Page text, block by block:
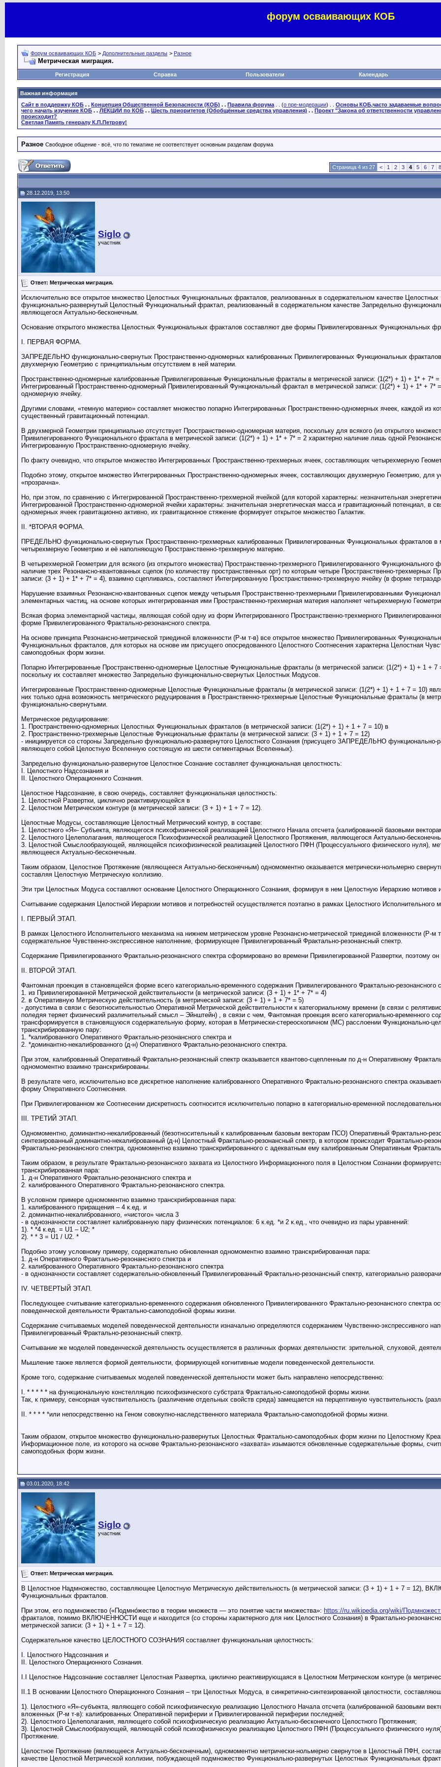
форум осваивающих КОБ
Форум осваивающих КОБ > Дополнительные разделы > Разное
Метрическая миграция.
Регистрация Справка Пользователи Календарь
Важная информация
Сайт в поддержку КОБ . . Концепция Общественной Безопасности (КОБ) . . Правила форума . . (о пре-модерации) . . Основы КОБ,часто задаваемые
чего начать изучение КОБ . . ЛЕКЦИИ по КОБ . . Шесть приоритетов (Обобщённые средства управления) . . Проект "Закона об ответственности
происходит?
Светлая Память генералу К.П.Петрову!
Разное Свободное общение - всё, что по тематике не соответствует основным разделам форума
Страница 4 из 27 < 1 2 3 4 5 6 7 8
28.12.2019, 13:50
Siglo
участник
Ответ: Метрическая миграция.
Исключительно все открытое множество Целостных Функциональных фракталов, реализованных в содержательном качестве
функционально-развернутый Целостный Функциональный фрактал, реализованный в содержательном качестве Запредельно
являющегося Актуально-бесконечным.
Основание открытого множества Целостных Функциональных фракталов составляют две формы Привилегированных Функциональных
I. ПЕРВАЯ ФОРМА.
ЗАПРЕДЕЛЬНО функционально-свернутых Пространственно-одномерных калиброванных Привилегированных Функциональных
двухмерную Геометрию с принципиальным отсутствием в ней материи.
Пространственно-одномерные калиброванные Привилегированные Функциональные фракталы в метрической записи: (1(2*) + 1) + 1* + 7*
Интегрированный Пространственно-одномерный Привилегированный Функциональный фрактал в метрической записи: (1(2*) + 1) + 1* +
одномерную ячейку.
Другими словами, «темную материю» составляет множество попарно Интегрированных Пространственно-одномерных ячеек, каждой из
существенный гравитационный потенциал.
В двухмерной Геометрии принципиально отсутствует Пространственно-одномерная материя, поскольку для всякого (из открытого
Привилегированного Функционального фрактала в метрической записи: (1(2*) + 1) + 1* + 7* = 2 характерно наличие лишь одной
Интегрированную Пространственно-одномерную ячейку.
По факту очевидно, что открытое множество Интегрированных Пространственно-трехмерных ячеек, составляющих четырехмерную
Подобно этому, открытое множество Интегрированных Пространственно-одномерных ячеек, составляющих двухмерную Геометрию, для
«прозрачна».
Но, при этом, по сравнению с Интегрированной Пространственно-трехмерной ячейкой (для которой характерны: незначительная
Интегрированной Пространственно-одномерной ячейки характерны: значительная энергетическая масса и гравитационный потенциал, в
одномерных ячеек гравитационно активно, их гравитационное стяжение формирует открытое множество Галактик.
II. *ВТОРАЯ ФОРМА.
ПРЕДЕЛЬНО функционально-свернутых Пространственно-трехмерных калиброванных Привилегированных Функциональных фракталов
четырехмерную Геометрию и её наполняющую Пространственно-трехмерную материю.
В четырехмерной Геометрии для всякого (из открытого множества) Пространственно-трехмерного Привилегированного
наличие трех Резонансно-квантованных сцепок (по количеству пространственных орт) по которым четыре Пространственно-трехмерных
записи: (3 + 1) + 1* + 7* = 4), взаимно сцепливаясь, составляют Интегрированную Пространственно-трехмерную ячейку (в форме
Нарушение взаимных Резонансно-квантованных сцепок между четырьмя Пространственно-трехмерными Привилегированными
элементарных частиц, на основе которых интегрированная ими Пространственно-трехмерная материя наполняет четырехмерную
Всякая форма элементарной частицы, являющая собой одну из форм Интегрированного Пространственно-трехмерного
форме Привилегированного Фрактально-резонансного спектра.
На основе принципа Резонансно-метрической триединой вложенности (Р-м т-в) все открытое множество Привилегированных
Функциональных фракталов, для которых на основе им присущего опосредованного Целостного Соотнесения характерна Целостная
самоподобных форм жизни.
Попарно Интегрированные Пространственно-одномерные Целостные Функциональные фракталы (в метрической записи: (1(2*) + 1) + 1 +
поскольку их составляет множество Запредельно функционально-свернутых Целостных Модусов.
Интегрированные Пространственно-одномерные Целостные Функциональные фракталы (в метрической записи: (1(2*) + 1) + 1 + 7 = 10)
них только одна возможность метрического редуцирования в Пространственно-трехмерные Целостные Функциональные фракталы (в
функционально-свернутыми.
Метрическое редуцирование:
1. Пространственно-одномерных Целостных Функциональных фракталов (в метрической записи: (1(2*) + 1) + 1 + 7 = 10) в
2. Пространственно-трехмерные Целостные Функциональные фракталы (в метрической записи: (3 + 1) + 1 + 7 = 12)
- инициируется со стороны Запредельно функционально-развернутого Целостного Сознания (присущего ЗАПРЕДЕЛЬНО
являющего собой Целостную Вселенную состоящую из шести сегментарных Вселенных).
Запредельно функционально-развернутое Целостное Сознание составляет функциональная целостность:
I. Целостного Надсознания и
II. Целостного Операционного Сознания.
Целостное Надсознание, в свою очередь, составляет функциональная целостность:
1. Целостной Развертки, циклично реактивирующейся в
2. Целостном Метрическом контуре (в метрической записи: (3 + 1) + 1 + 7 = 12).
Целостные Модусы, составляющие Целостный Метрический контур, в составе:
1. Целостного «Я»- Субъекта, являющегося психофизической реализацией Целостного Начала отсчета (калиброванной базовыми
2. Целостного Целеполагания, являющегося Психофизической реализацией Целостного Протяжения, являющегося Актуально-
3. Целостной Смыслообразующей, являющейся психофизической реализацией Целостного ПФН (Процессуального физического нуля),
являющееся Актуально-бесконечным.
Таким образом, Целостное Протяжение (являющееся Актуально-бесконечным) одномоментно оказывается метрически-нольмерно
составляя Целостную Метрическую коллизию.
Эти три Целостных Модуса составляют основание Целостного Операционного Сознания, формируя в нем Целостную Иерархию мотивов
Считывание содержания Целостной Иерархии мотивов и потребностей осуществляется поэтапно в рамках Целостного
I. ПЕРВЫЙ ЭТАП.
В рамках Целостного Исполнительного механизма на нижнем метрическом уровне Резонансно-метрической триединой вложенности (Р-м
содержательное Чувственно-экспрессивное наполнение, формирующее Привилегированный Фрактально-резонансный спектр.
Содержание Привилегированного Фрактально-резонансного спектра сформировано во времени Привилегированной Развертки, поэтому
II. ВТОРОЙ ЭТАП.
Фантомная проекция в становящейся форме всего категориально-временного содержания Привилегированного Фрактально-резонансного
1. из Привилегированной Метрической действительности (в метрической записи: (3 + 1) + 1* + 7* = 4)
2. в Оперативную Метрическую действительность (в метрической записи: (3 + 1) + 1 + 7* = 5)
- допустима в связи с безотносительностью Оперативной Метрической действительности к категориальному времени (в связи с
поледяя теряет физический различительный смысл – Эйнштейн) , в связи с чем, Фантомная проекция всего категориально-временного
трансформируется в становящуюся содержательную форму, которая в Метрически-стереоскопичном (МС) расслоении Функционально-
транскрибированную пару:
1. *калиброванного Оперативного Фрактально-резонансного спектра и
2. *доминантно-некалиброванного (д-н) Оперативного Фрактально-резонансного спектра.
При этом, калиброванный Оперативный Фрактально-резонансный спектр оказывается квантово-сцепленным по д-н Оперативному
одномоментно взаимно транскрибированы.
В результате чего, исключительно все дискретное наполнение калиброванного Оперативного Фрактально-резонансного спектра
форму Оперативного Соотнесения.
При Привилегированном же Соотнесении дискретность соотносится исключительно попарно в категориально-временной
III. ТРЕТИЙ ЭТАП.
Одномоментно, доминантно-некалиброванный (безотносительный к калиброванным базовым векторам ПСО) Оперативный Фрактально-
синтезированный доминантно-некалиброванный (д-н) Целостный Фрактально-резонансный спектр, в котором происходит Фрактально-
Фрактально-резонансного спектра, одномоментно взаимно транскрибированного с адекватным ему калиброванным Оперативным
Таким образом, в результате Фрактально-резонансного захвата из Целостного Информационного поля в Целостном Сознании
транскрибированная пара:
1. д-н Оперативного Фрактально-резонансного спектра и
2. калиброванного Оперативного Фрактально-резонансного спектра.
В условном примере одномоментно взаимно транскрибированная пара:
1. калиброванного приращения – 4 к.ед. и
2. доминантно-некалиброванного, «чистого» числа 3
- в однозначности составляет калиброванную пару физических потенциалов: 6 к.ед. *и 2 к.ед., что очевидно из пары уравнений:
1). * *4 к.ед. = U1 – U2; *
2). * * 3 = U1 / U2. *
Подобно этому условному примеру, содержательно обновленная одномоментно взаимно транскрибированная пара:
1. д-н Оперативного Фрактально-резонансного спектра и
2. калиброванного Оперативного Фрактально-резонансного спектра
- в однозначности составляет содержательно-обновленный Привилегированный Фрактально-резонансный спектр, категориально
IV. ЧЕТВЕРТЫЙ ЭТАП.
Последующее считывание категориально-временного содержания обновленного Привилегированного Фрактально-резонансного спектра
поведенческой деятельности Фрактально-самоподобной формы жизни.
Содержание считываемых моделей поведенческой деятельности изначально определяются содержанием Чувственно-экспрессивного
Привилегированный Фрактально-резонансный спектр.
Считывание же моделей поведенческой деятельность осуществляется в различных формах деятельности: зрительной, слуховой,
Мышление также является формой деятельности, формирующей когнитивные модели поведенческой деятельности.
Кроме того, содержание считываемых моделей поведенческой деятельности может быть направлено непосредственно:
I. * * * * * на функциональную констелляцию психофизического субстрата Фрактально-самоподобной формы жизни.
Так, к примеру, сенсорная чувствительность (различение отдельных свойств среда) замещается на перцептивную чувствительность
II. * * * * *или непосредственно на Геном совокупно-наследственного материала Фрактально-самоподобной формы жизни.
Таким образом, открытое множество функционально-развернутых Целостных Фрактально-самоподобных форм жизни по Целостному
Информационное поле, из которого на основе Фрактально-резонансного «захвата» изымаются обновленные содержательные формы,
самоподобных форм жизни.
03.01.2020, 18:42
Siglo
участник
Ответ: Метрическая миграция.
В Целостное Надмножество, составляющее Целостную Метрическую действительность (в метрической записи: (3 + 1) + 1 + 7 = 12),
Функциональных фракталов.
При этом, его подмножество («Подмно́жество в теории множеств — это понятие части множества»: https://ru.wikipedia.org/wiki/
фракталов, помимо ВКЛЮЧЕННОСТИ еще и находится (со стороны характерного для них Целостного Сознания) в Фрактально-
метрической записи: (3 + 1) + 1 + 7 = 12).
Содержательное качество ЦЕЛОСТНОГО СОЗНАНИЯ составляет функциональная целостность:
I. Целостного Надсознания и
II. Целостного Операционного Сознания.
I.I Целостное Надсознание составляет Целостная Развертка, циклично реактивирующаяся в Целостном Метрическом контуре (в
II.1 В основании Целостного Операционного Сознания – три Целостных Модуса, в синкретично-синтезированной целостности,
1). Целостного «Я»-субъекта, являющего собой психофизическую реализацию Целостного Начала отсчета (калиброванной базовыми
вложенных (Р-м т-в): калиброванных Оперативной периферии и Привилегированной периферии последней;
2). Целостного Целеполагания, являющего собой психофизическую реализацию Актуально-бесконечного Целостного Протяжения;
3). Целостной Смыслообразующей, являющей собой психофизическую реализацию Целостного ПФН (Процессуального физического
Протяжение.
Целостное Протяжение (являющееся Актуально-бесконечным), одномоментно метрически-нольмерно свернутое в Целостный ПФН,
качестве Целостной Метрической коллизии, побуждающей подмножество Функционально-развернутых Целостных Функциональных